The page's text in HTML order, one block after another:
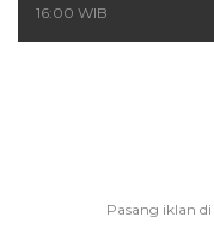
16:00 WIB